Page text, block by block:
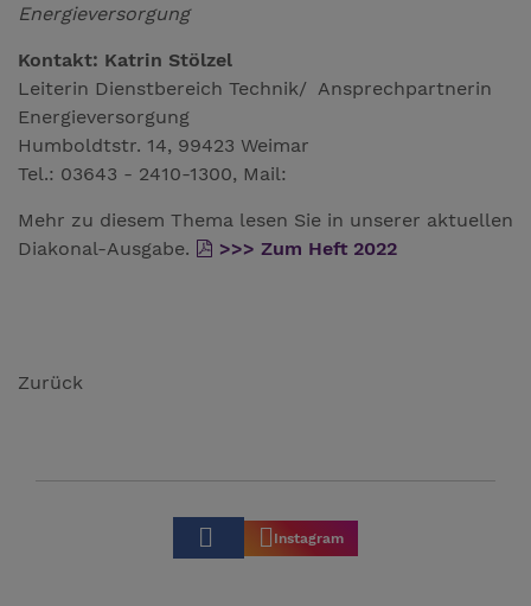
Energieversorgung
Kontakt: Katrin Stölzel
Leiterin Dienstbereich Technik/ Ansprechpartnerin
Energieversorgung
Humboldtstr. 14, 99423 Weimar
Tel.: 03643 - 2410-1300, Mail:
Mehr zu diesem Thema lesen Sie in unserer aktuellen
Diakonal-Ausgabe.
>>> Zum Heft 2022
Zurück
Instagram